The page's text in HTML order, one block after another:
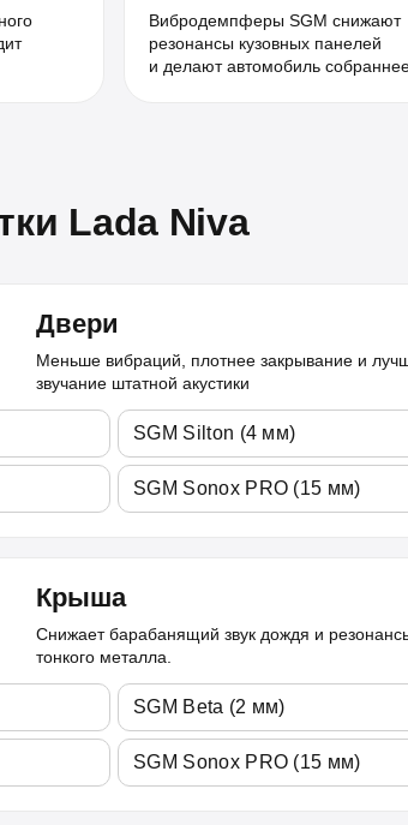
Вибродемпферы SGM снижают
резонансы кузовных панелей
и делают автомобиль
Lada Niva
Двери
Меньше вибраций, плотнее закрывание и
звучание штатной акустики
SGM Silton (4 мм)
SGM Sonox PRO (15 мм)
Крыша
Снижает барабанящий звук дождя и
тонкого металла.
SGM Beta (2 мм)
SGM Sonox PRO (15 мм)